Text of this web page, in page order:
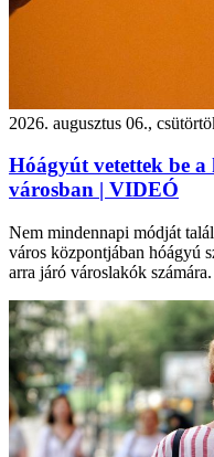
2026. augusztus 06.,
Hóágyút vetettek be a
városban | VIDEÓ
Nem mindennapi módját
város központjában hóágyú
arra járó városlakók számára.